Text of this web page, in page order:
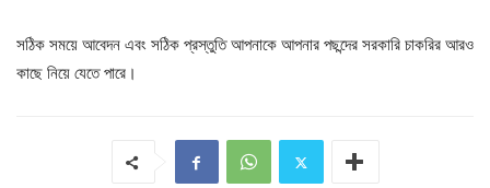
সঠিক সময়ে আবেদন এবং সঠিক প্রস্তুতি আপনাকে আপনার পছন্দের সরকারি চাকরির আরও
কাছে নিয়ে যেতে পারে।